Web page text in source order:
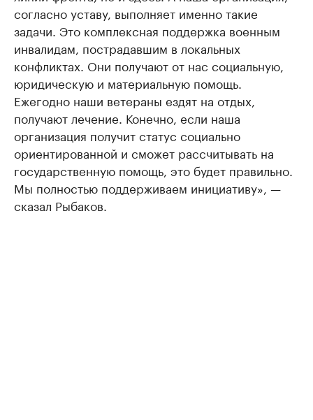
согласно уставу, выполняет именно такие
задачи. Это комплексная поддержка военным
инвалидам, пострадавшим в локальных
конфликтах. Они получают от нас социальную,
юридическую и материальную помощь.
Ежегодно наши ветераны ездят на отдых,
получают лечение. Конечно, если наша
организация получит статус социально
ориентированной и сможет рассчитывать на
государственную помощь, это будет правильно.
Мы полностью поддерживаем инициативу», —
сказал Рыбаков.